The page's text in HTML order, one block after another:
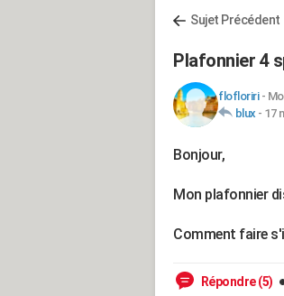
Sujet Précédent
Plafonnier 4
flofloriri-
blux - 17
Bonjour,
Mon plafonnier
Comment faire
Répondre (5)